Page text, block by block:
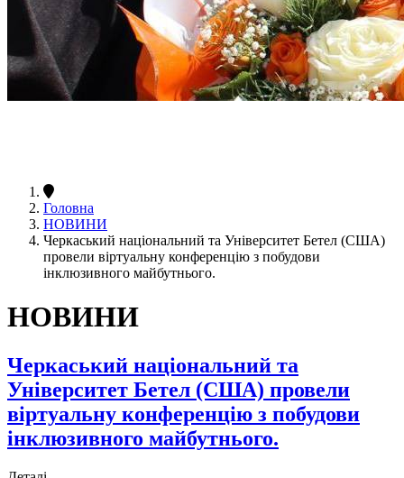
Головна
НОВИНИ
Черкаський національний та Університет Бетел (США)
провели віртуальну конференцію з побудови
інклюзивного майбутнього.
НОВИНИ
Черкаський національний та
Університет Бетел (США) провели
віртуальну конференцію з побудови
інклюзивного майбутнього.